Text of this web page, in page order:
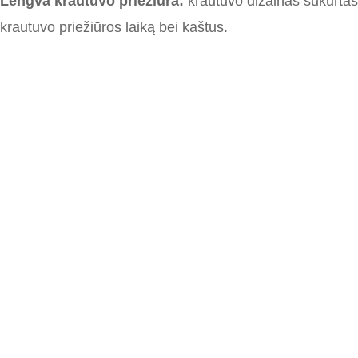
krautuvo priežiūros laiką bei kaštus.